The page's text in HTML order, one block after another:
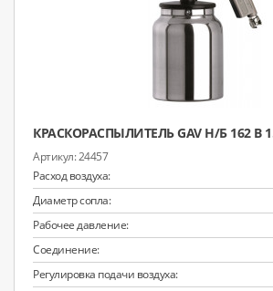
КРАСКОРАСПЫЛИТЕЛЬ GAV Н/Б 162 В
24457
Расход воздуха:
Диаметр сопла:
Рабочее давление:
Соединение:
Регулировка подачи воздуха: